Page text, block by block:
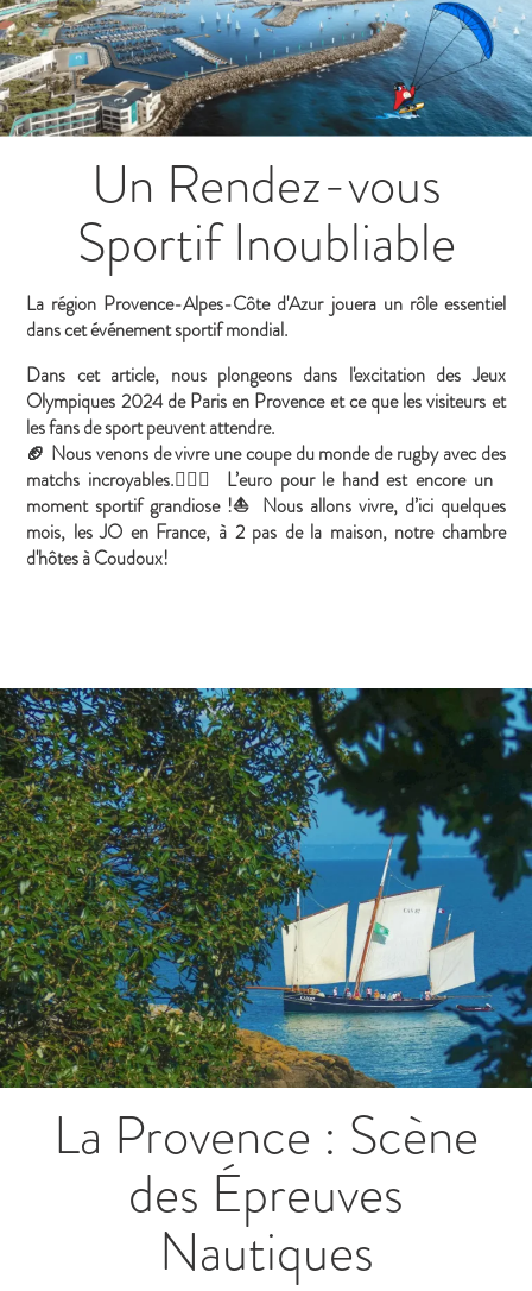
Un Rendez-vous
Sportif Inoubliable
La région Provence-Alpes-Côte d'Azur jouera un rôle essentiel
dans cet événement sportif mondial.
Dans cet article, nous plongeons dans l'excitation des Jeux
Olympiques 2024 de Paris en Provence et ce que les visiteurs et
les fans de sport peuvent attendre.
🏈 Nous venons de vivre une coupe du monde de rugby avec des
matchs incroyables.🤾🏼‍♂️ L’euro pour le hand est encore un
moment sportif grandiose !⛵️ Nous allons vivre, d’ici quelques
mois, les JO en France, à 2 pas de la maison, notre chambre
d'hôtes à Coudoux!
La Provence : Scène
des Épreuves
Nautiques